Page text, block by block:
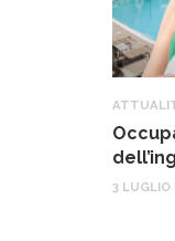
3 LUGLIO